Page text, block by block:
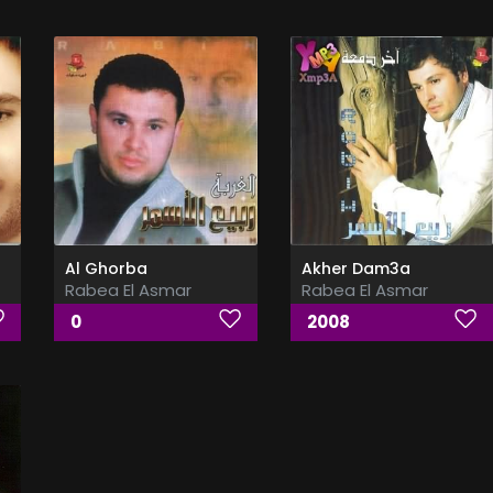
Al Ghorba
Rabea El Asmar
0
Akher Dam3a
Rabea El Asmar
2008